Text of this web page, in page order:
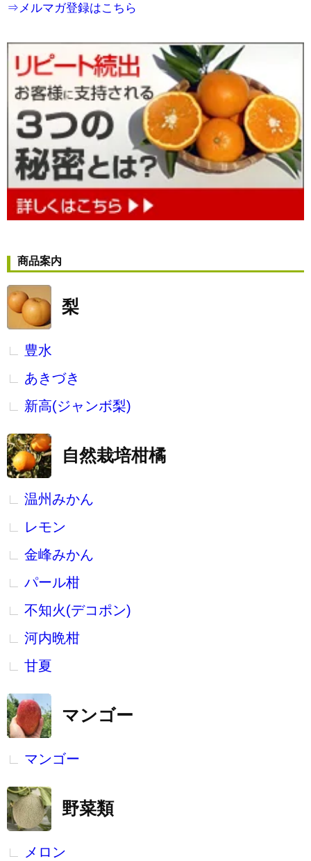
⇒メルマガ登録はこちら
商品案内
梨
豊水
あきづき
新高(ジャンボ梨)
自然栽培柑橘
温州みかん
レモン
金峰みかん
パール柑
不知火(デコポン)
河内晩柑
甘夏
マンゴー
マンゴー
野菜類
メロン